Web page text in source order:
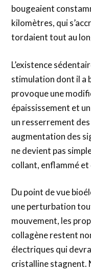
bougeaient
kilomètres, qui
tordaient tout au
L’existence
stimulation dont il a
provoque une
épaississement et
un resserrement
augmentation des
ne devient pas
collant, enflammé
Du point de vue
une perturbation
mouvement, les
collagène restent
électriques qui
cristalline stagnent.